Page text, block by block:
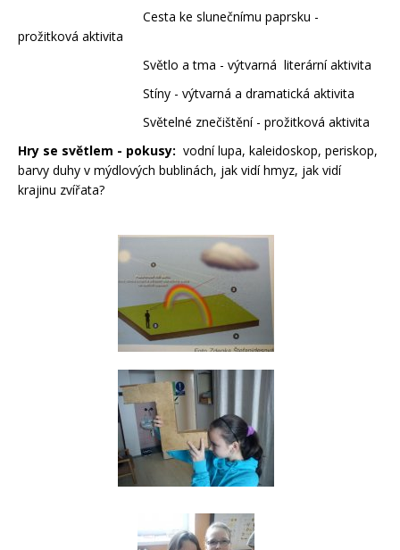
Cesta ke slunečnímu paprsku -
prožitková aktivita
Světlo a tma - výtvarná literární aktivita
Stíny - výtvarná a dramatická aktivita
Světelné znečištění - prožitková aktivita
Hry se světlem - pokusy: vodní lupa, kaleidoskop, periskop,
barvy duhy v mýdlových bublinách, jak vidí hmyz, jak vidí
krajinu zvířata?